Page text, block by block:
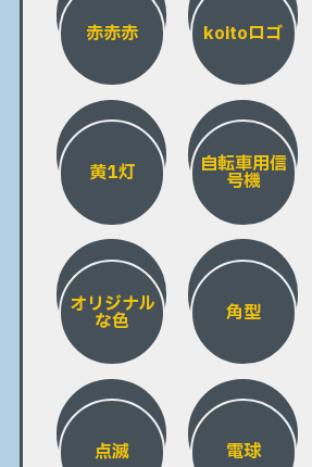
赤赤赤 koitoロゴ
黄1灯 自転車用信
号機
オリジナル
な色 角型
点滅 電球